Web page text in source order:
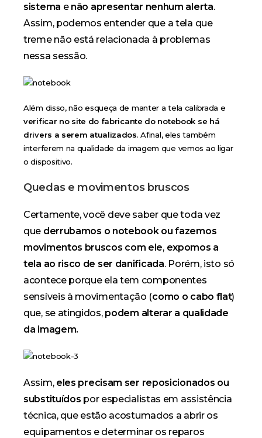
sistema e não apresentar nenhum alerta.
Assim, podemos entender que a tela que
treme não está relacionada à problemas
nessa sessão.
Além disso, não esqueça de manter a tela calibrada e
verificar no site do fabricante do notebook se há
drivers a serem atualizados. Afinal, eles também
interferem na qualidade da imagem que vemos ao ligar
o dispositivo.
Quedas e movimentos bruscos
Certamente, você deve saber que toda vez
que derrubamos o notebook ou fazemos
movimentos bruscos com ele, expomos a
tela ao risco de ser danificada. Porém, isto só
acontece porque ela tem componentes
sensíveis à movimentação (como o cabo flat)
que, se atingidos, podem alterar a qualidade
da imagem.
Assim, eles precisam ser reposicionados ou
substituídos porespecialistas em assistência
técnica, que estão acostumados a abrir os
equipamentos e determinar os reparos